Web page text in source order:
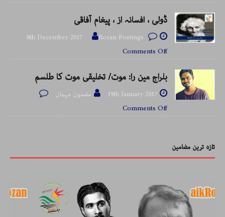
ڈولی ، افسانہ از ، پیغام آفاقی
8th December 2017
Rozan Postings
Comments Off
بلراج مین را: موت/ تخلیقی موت کا طلسم
19th January 2017
مضمون مہمان
Comments Off
تازہ ترین مضامین